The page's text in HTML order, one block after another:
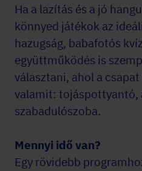
Ha a lazítás és a jó
könnyed játékok az
hazugság, babafotós
együttműködés is
választani, ahol a
valamit: tojáspottyantó,
szabadulószoba.
Mennyi idő van?
Egy rövidebb